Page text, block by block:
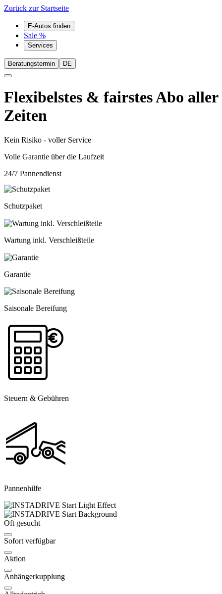
Zurück zur Startseite
E-Autos finden
Sale %
Services
Beratungstermin DE
Flexibelstes & fairstes Abo aller
Zeiten
Kein Risiko - voller Service
Volle Garantie über die Laufzeit
24/7 Pannendienst
Schutzpaket
Wartung inkl. Verschleißteile
Garantie
Saisonale Bereifung
Steuern & Gebühren
Pannenhilfe
Oft gesucht
Sofort verfügbar
Aktion
Anhängerkupplung